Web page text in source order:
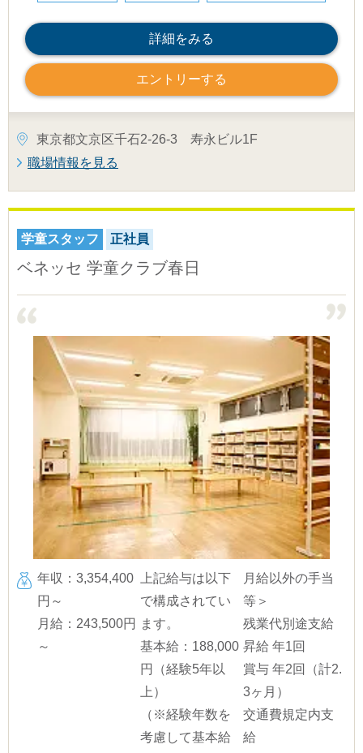
詳細をみる
エントリーする
東京都文京区千石2-26-3 寿永ビル1F
職場情報を見る
学童スタッフ 正社員
ベネッセ 学童クラブ春日
年収：3,354,400
円～
月給：243,500円
～
上記給与は以下
で構成されてい
ます。
基本給：188,000
円（経験5年以
上）
（※経験年数を
考慮して基本給
月給以外の手当
等＞
残業代別途支給
昇給 年1回
賞与 年2回（計2.
3ヶ月）
交通費規定内支
給